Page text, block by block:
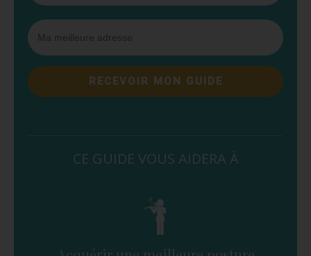
RECEVOIR MON GUIDE
CE GUIDE VOUS AIDERA À